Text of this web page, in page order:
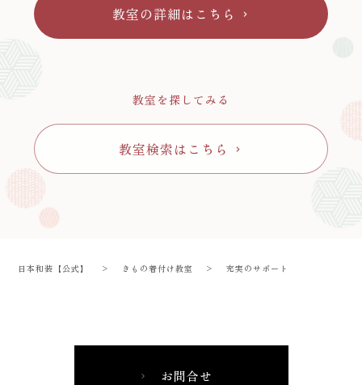
教室の詳細はこちら chevron_right
教室を探してみる
教室検索はこちら chevron_right
日本和装【公式】 > きもの着付け教室 >充実のサポート
chevron_right お問合せ